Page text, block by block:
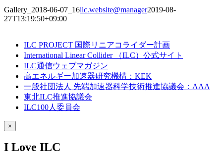
Gallery_2018-06-07_16ilc.website@manager2019-08-
27T13:19:50+09:00
ILC PROJECT 国際リニアコライダー計画
International Linear Collider （ILC）公式サイト
ILC通信ウェブマガジン
高エネルギー加速器研究機構：KEK
一般社団法人 先端加速器科学技術推進協議会：AAA
東北ILC推進協議会
ILC100人委員会
×
I Love ILC